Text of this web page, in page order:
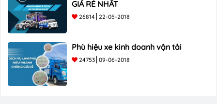
GIÁ RẺ NHẤT
26814 22-05-2018
Phù hiệu xe kinh doanh vận tải
24753 09-06-2018